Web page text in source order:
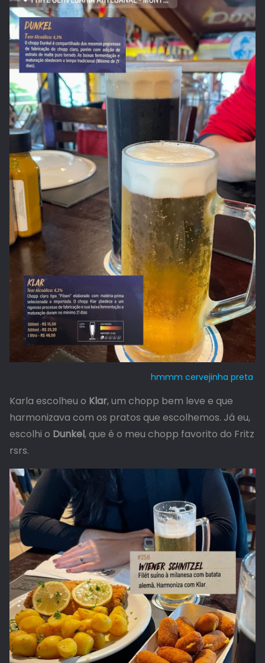
hmmm cervejinha preta
Karla escolheu o Klar, um chopp bem leve e que
harmonizava com os pratos que escolhemos. Já eu,
escolhi o Dunkel, que é o meu chopp favorito do Fritz
rsrs.